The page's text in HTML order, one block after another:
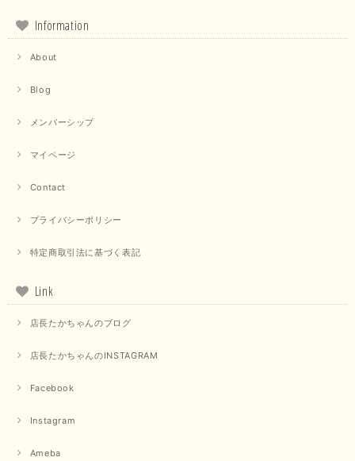
Information
About
Blog
メンバーシップ
マイページ
Contact
プライバシーポリシー
特定商取引法に基づく表記
Link
店長たかちゃんのブログ
店長たかちゃんのINSTAGRAM
Facebook
Instagram
Ameba